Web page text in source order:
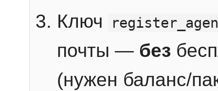
Ключ
почты — без
(нужен баланс/